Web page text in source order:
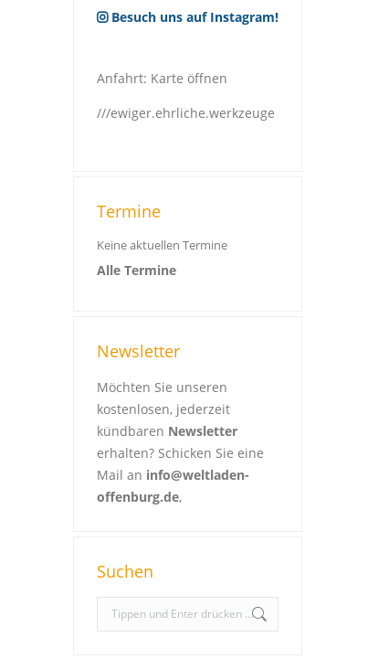
Besuch uns auf Instagram!
Anfahrt: Karte öffnen
///ewiger.ehrliche.werkzeuge
Termine
Keine aktuellen Termine
Alle Termine
Newsletter
Möchten Sie unseren
kostenlosen, jederzeit
kündbaren Newsletter
erhalten? Schicken Sie eine
Mail an info@weltladen-
offenburg.de,
Suchen
e